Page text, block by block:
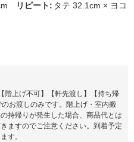
リピート: タテ 32.1cm × ヨコ
階上げ不可】【軒先渡し】【持ち帰
お渡しのみです。階上げ・室内搬
持帰りが発生した場合、商品代とは
ますのでご注意ください。到着予定
す。​